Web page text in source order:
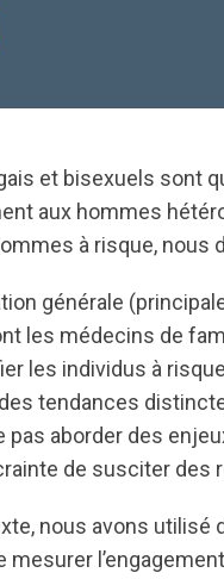
et bisexuels sont
aux hommes
à risque, nous
générale
les médecins de
les individus à
tendances
pas aborder des
de susciter des
nous avons utilisé
mesurer